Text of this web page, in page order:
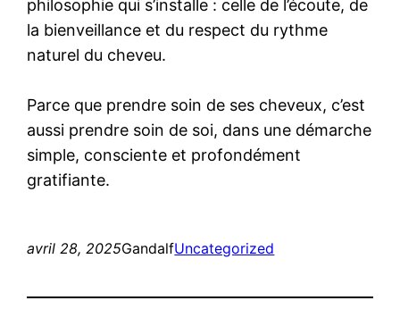
philosophie qui s’installe : celle de l’écoute, de
la bienveillance et du respect du rythme
naturel du cheveu.
Parce que prendre soin de ses cheveux, c’est
aussi prendre soin de soi, dans une démarche
simple, consciente et profondément
gratifiante.
avril 28, 2025GandalfUncategorized